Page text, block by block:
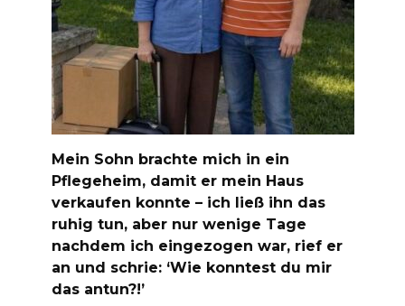
Mein Sohn brachte mich in ein
Pflegeheim, damit er mein Haus
verkaufen konnte – ich ließ ihn das
ruhig tun, aber nur wenige Tage
nachdem ich eingezogen war, rief er
an und schrie: ‘Wie konntest du mir
das antun?!’